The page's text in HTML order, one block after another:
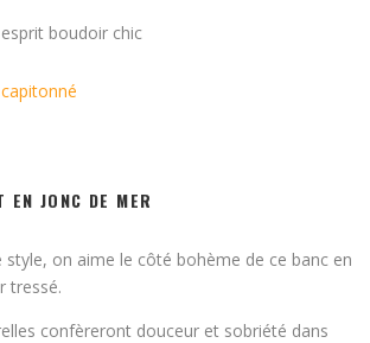
boudoir chic
JONC DE MER
on aime le côté bohème de ce banc en
tressé.
confèreront douceur et sobriété dans